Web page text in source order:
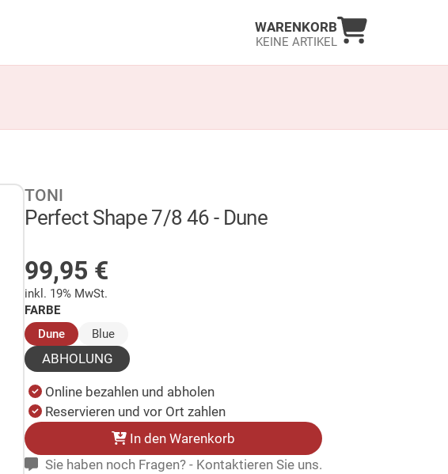
WARENKORB
KEINE ARTIKEL
Warenkorb
TONI
Perfect Shape 7/8 46 - Dune
99,95 €
inkl. 19% MwSt.
FARBE
Dune(ausgewählt)
Blue
ABHOLUNG
Online bezahlen und abholen
Reservieren und vor Ort zahlen
In den Warenkorb
Sie haben noch Fragen? - Kontaktieren Sie uns.